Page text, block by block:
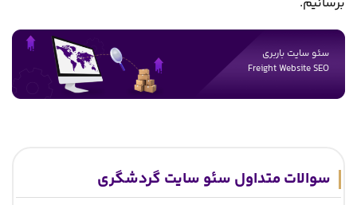
سئو سایت باربری
Freight Website SEO
سوالات متداول سئو سایت گردشگری